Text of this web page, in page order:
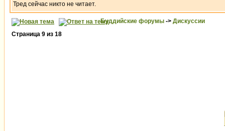
Тред сейчас никто не читает.
Буддийские форумы -> Дискуссии
Страница 9 из 18